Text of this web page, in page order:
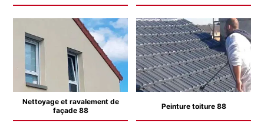
Nettoyage et ravalement de
façade 88
Peinture toiture 88